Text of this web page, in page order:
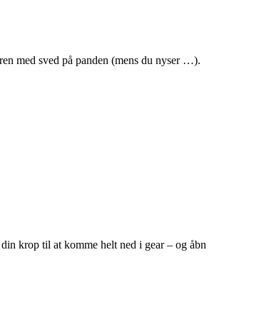
med sved på panden (mens du nyser …).
krop til at komme helt ned i gear – og åbn